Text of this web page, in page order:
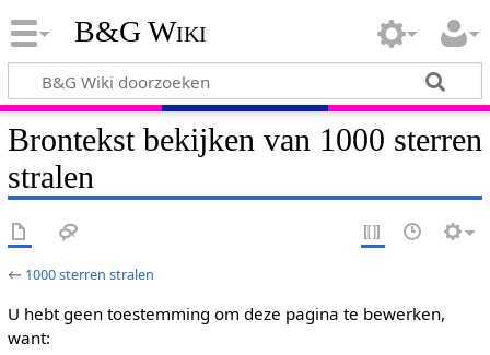
B&G Wiki
Brontekst bekijken van 1000 sterren
stralen
← 1000 sterren stralen
U hebt geen toestemming om deze pagina te bewerken,
want: